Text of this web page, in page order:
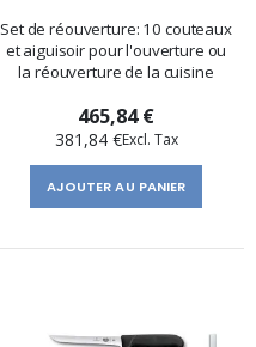
Set de réouverture: 10 couteaux
et aiguisoir pour l'ouverture ou
la réouverture de la cuisine
465,84 €
381,84 €
AJOUTER AU PANIER